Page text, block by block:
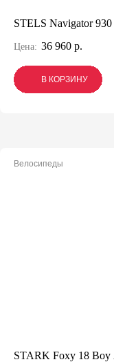
STELS Navigator
Цена: 36 960 р.
В КОРЗИНУ
В КОРЗИНУ
В КОРЗИНУ
Велосипеды
STARK Foxy 18 Boy